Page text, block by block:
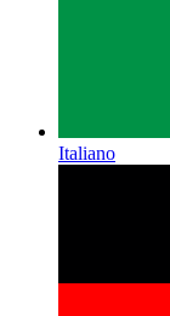
Italiano